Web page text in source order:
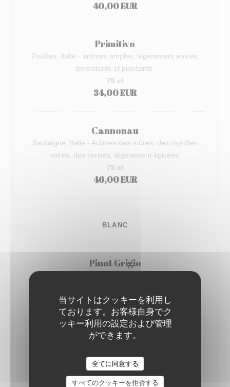
当サイトはクッキーを利用し
ております。お客様自身でク
ッキー利用の設定および管理
ができます。
全てに同意する
すべてのクッキーを拒否する
40,00 EUR
Primitivo
Pouilles, Italie - arômes amples, légèrement épicés,
persistants et puissants.
34,00 EUR
75 cl
Cannonau
Sardaigne, Italie - Arômes des mûres, des myrtilles
noires, des cerises, légèrement épicées.
46,00 EUR
75 cl
BLANC
Pinot Grigio
6,00 EUR 28,00 EUR
Chardonnay
6,00 EUR
12 cl
28,00 EUR
75 cl
CICCHETTI - BAR À VIN